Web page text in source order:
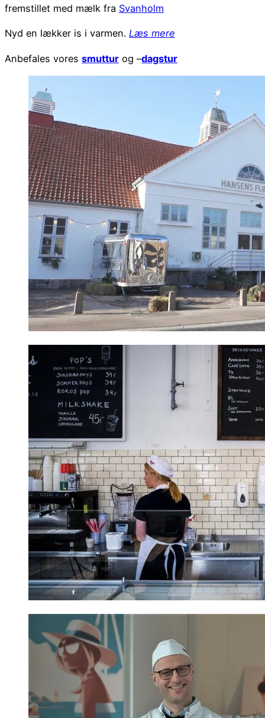
fremstillet med mælk fra Svanholm
Nyd en lækker is i varmen. Læs mere
Anbefales vores smuttur og –dagstur